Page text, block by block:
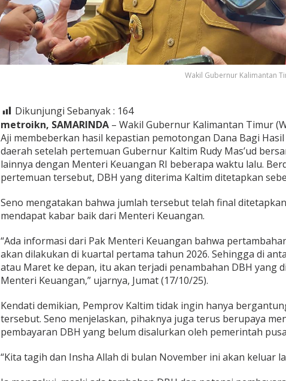
Wakil Gubernur Kalimantan
Dikunjungi Sebanyak : 164
metroikn, SAMARINDA – Wakil Gubernur Kalimantan Timur
Aji membeberkan hasil kepastian pemotongan Dana Bagi
daerah setelah pertemuan Gubernur Kaltim Rudy Mas’ud
lainnya dengan Menteri Keuangan RI beberapa waktu lalu.
pertemuan tersebut, DBH yang diterima Kaltim ditetapkan
Seno mengatakan bahwa jumlah tersebut telah final
mendapat kabar baik dari Menteri Keuangan.
“Ada informasi dari Pak Menteri Keuangan bahwa
akan dilakukan di kuartal pertama tahun 2026. Sehingga di
atau Maret ke depan, itu akan terjadi penambahan DBH yang
Menteri Keuangan,” ujarnya, Jumat (17/10/25).
Kendati demikian, Pemprov Kaltim tidak ingin hanya
tersebut. Seno menjelaskan, pihaknya juga terus berupaya
pembayaran DBH yang belum disalurkan oleh pemerintah
“Kita tagih dan Insha Allah di bulan November ini akan keluar